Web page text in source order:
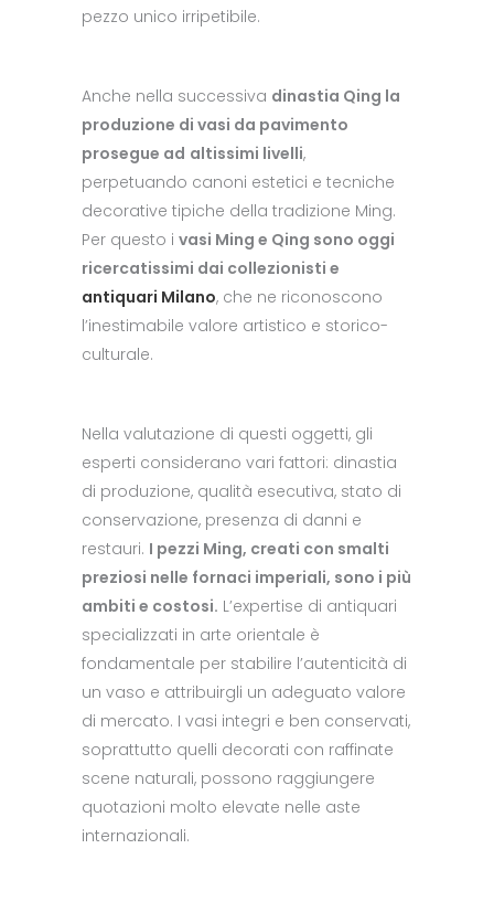
pezzo unico irripetibile.
Anche nella successiva dinastia Qing la
produzione di vasi da pavimento
prosegue ad altissimi livelli,
perpetuando canoni estetici e tecniche
decorative tipiche della tradizione Ming.
Per questo i vasi Ming e Qing sono oggi
ricercatissimi dai collezionisti e
antiquari Milano, che ne riconoscono
l’inestimabile valore artistico e storico-
culturale.
Nella valutazione di questi oggetti, gli
esperti considerano vari fattori: dinastia
di produzione, qualità esecutiva, stato di
conservazione, presenza di danni e
restauri. I pezzi Ming, creati con smalti
preziosi nelle fornaci imperiali, sono i più
ambiti e costosi. L’expertise di antiquari
specializzati in arte orientale è
fondamentale per stabilire l’autenticità di
un vaso e attribuirgli un adeguato valore
di mercato. I vasi integri e ben conservati,
soprattutto quelli decorati con raffinate
scene naturali, possono raggiungere
quotazioni molto elevate nelle aste
internazionali.